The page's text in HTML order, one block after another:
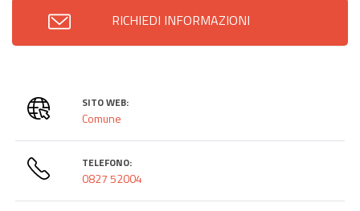
RICHIEDI INFORMAZIONI
SITO WEB:
Comune
TELEFONO:
0827 52004